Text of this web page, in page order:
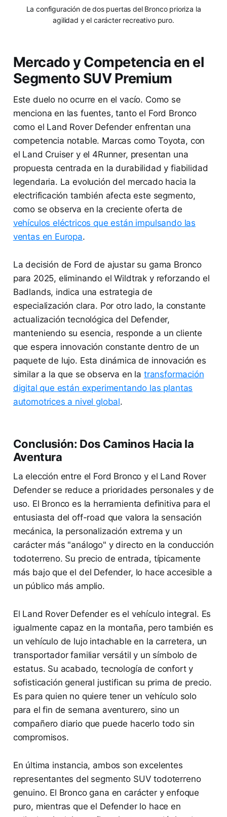
La configuración de dos puertas del Bronco prioriza la
agilidad y el carácter recreativo puro.
Mercado y Competencia en el
Segmento SUV Premium
Este duelo no ocurre en el vacío. Como se
menciona en las fuentes, tanto el Ford Bronco
como el Land Rover Defender enfrentan una
competencia notable. Marcas como Toyota, con
el Land Cruiser y el 4Runner, presentan una
propuesta centrada en la durabilidad y fiabilidad
legendaria. La evolución del mercado hacia la
electrificación también afecta este segmento,
como se observa en la creciente oferta de
vehículos eléctricos que están impulsando las
ventas en Europa.
La decisión de Ford de ajustar su gama Bronco
para 2025, eliminando el Wildtrak y reforzando el
Badlands, indica una estrategia de
especialización clara. Por otro lado, la constante
actualización tecnológica del Defender,
manteniendo su esencia, responde a un cliente
que espera innovación constante dentro de un
paquete de lujo. Esta dinámica de innovación es
similar a la que se observa en la transformación
digital que están experimentando las plantas
automotrices a nivel global.
Conclusión: Dos Caminos Hacia la
Aventura
La elección entre el Ford Bronco y el Land Rover
Defender se reduce a prioridades personales y de
uso. El Bronco es la herramienta definitiva para el
entusiasta del off-road que valora la sensación
mecánica, la personalización extrema y un
carácter más "análogo" y directo en la conducción
todoterreno. Su precio de entrada, típicamente
más bajo que el del Defender, lo hace accesible a
un público más amplio.
El Land Rover Defender es el vehículo integral. Es
igualmente capaz en la montaña, pero también es
un vehículo de lujo intachable en la carretera, un
transportador familiar versátil y un símbolo de
estatus. Su acabado, tecnología de confort y
sofisticación general justifican su prima de precio.
Es para quien no quiere tener un vehículo solo
para el fin de semana aventurero, sino un
compañero diario que puede hacerlo todo sin
compromisos.
En última instancia, ambos son excelentes
representantes del segmento SUV todoterreno
genuino. El Bronco gana en carácter y enfoque
puro, mientras que el Defender lo hace en